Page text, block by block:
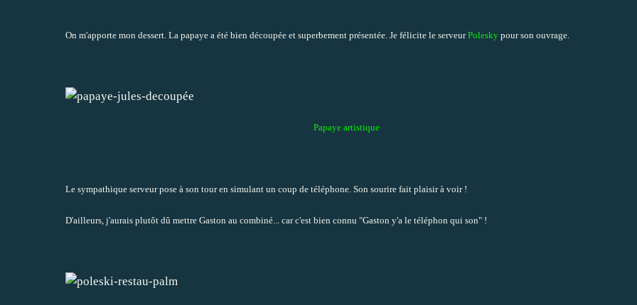
On m'apporte mon dessert. La papaye a été bien découpée et superbement présentée. Je félicite le serveurPolesky pour son ouvrage.
Papaye artistique
Le sympathique serveur pose à son tour en simulant un coup de téléphone. Son sourire fait plaisir à voir !
D'ailleurs, j'aurais plutôt dû mettre Gaston au combiné ... car c'est bien connu "Gaston y'a le téléphon qui son" !